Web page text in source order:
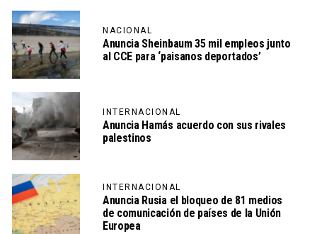
NACIONAL
Anuncia Sheinbaum 35 mil empleos junto
al CCE para ‘paisanos deportados’
INTERNACIONAL
Anuncia Hamás acuerdo con sus rivales
palestinos
INTERNACIONAL
Anuncia Rusia el bloqueo de 81 medios
de comunicación de países de la Unión
Europea